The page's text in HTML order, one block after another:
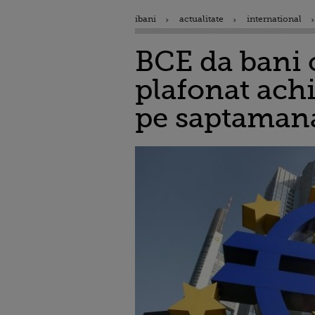
ibani actualitate international
BCE da
plafonat
pe